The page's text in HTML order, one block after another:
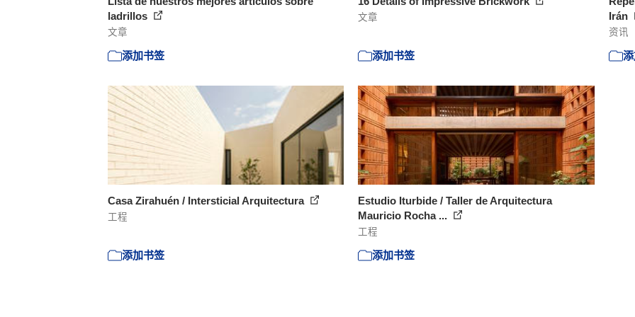
ladrillos
文章
添加书签
文章
添加书签
Irán
资讯
Casa Zirahuén / Intersticial Arquitectura
工程
添加书签
Estudio Iturbide / Taller de Arquitectura
Mauricio Rocha ...
工程
添加书签